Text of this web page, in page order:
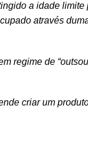
a idade
através
regime de
criar um